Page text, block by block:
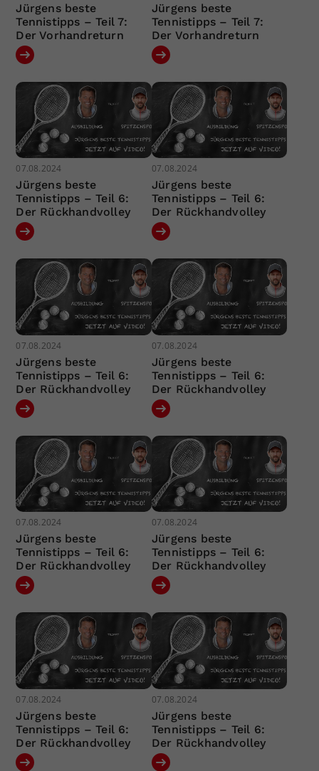
Jürgens beste
Tennistipps – Teil 7:
Der Vorhandreturn
Jürgens beste
Tennistipps – Teil 7:
Der Vorhandreturn
07.08.2024
Jürgens beste
Tennistipps – Teil 6:
Der Rückhandvolley
07.08.2024
Jürgens beste
Tennistipps – Teil 6:
Der Rückhandvolley
07.08.2024
Jürgens beste
Tennistipps – Teil 6:
Der Rückhandvolley
07.08.2024
Jürgens beste
Tennistipps – Teil 6:
Der Rückhandvolley
07.08.2024
Jürgens beste
Tennistipps – Teil 6:
Der Rückhandvolley
07.08.2024
Jürgens beste
Tennistipps – Teil 6:
Der Rückhandvolley
07.08.2024
Jürgens beste
Tennistipps – Teil 6:
Der Rückhandvolley
07.08.2024
Jürgens beste
Tennistipps – Teil 6:
Der Rückhandvolley